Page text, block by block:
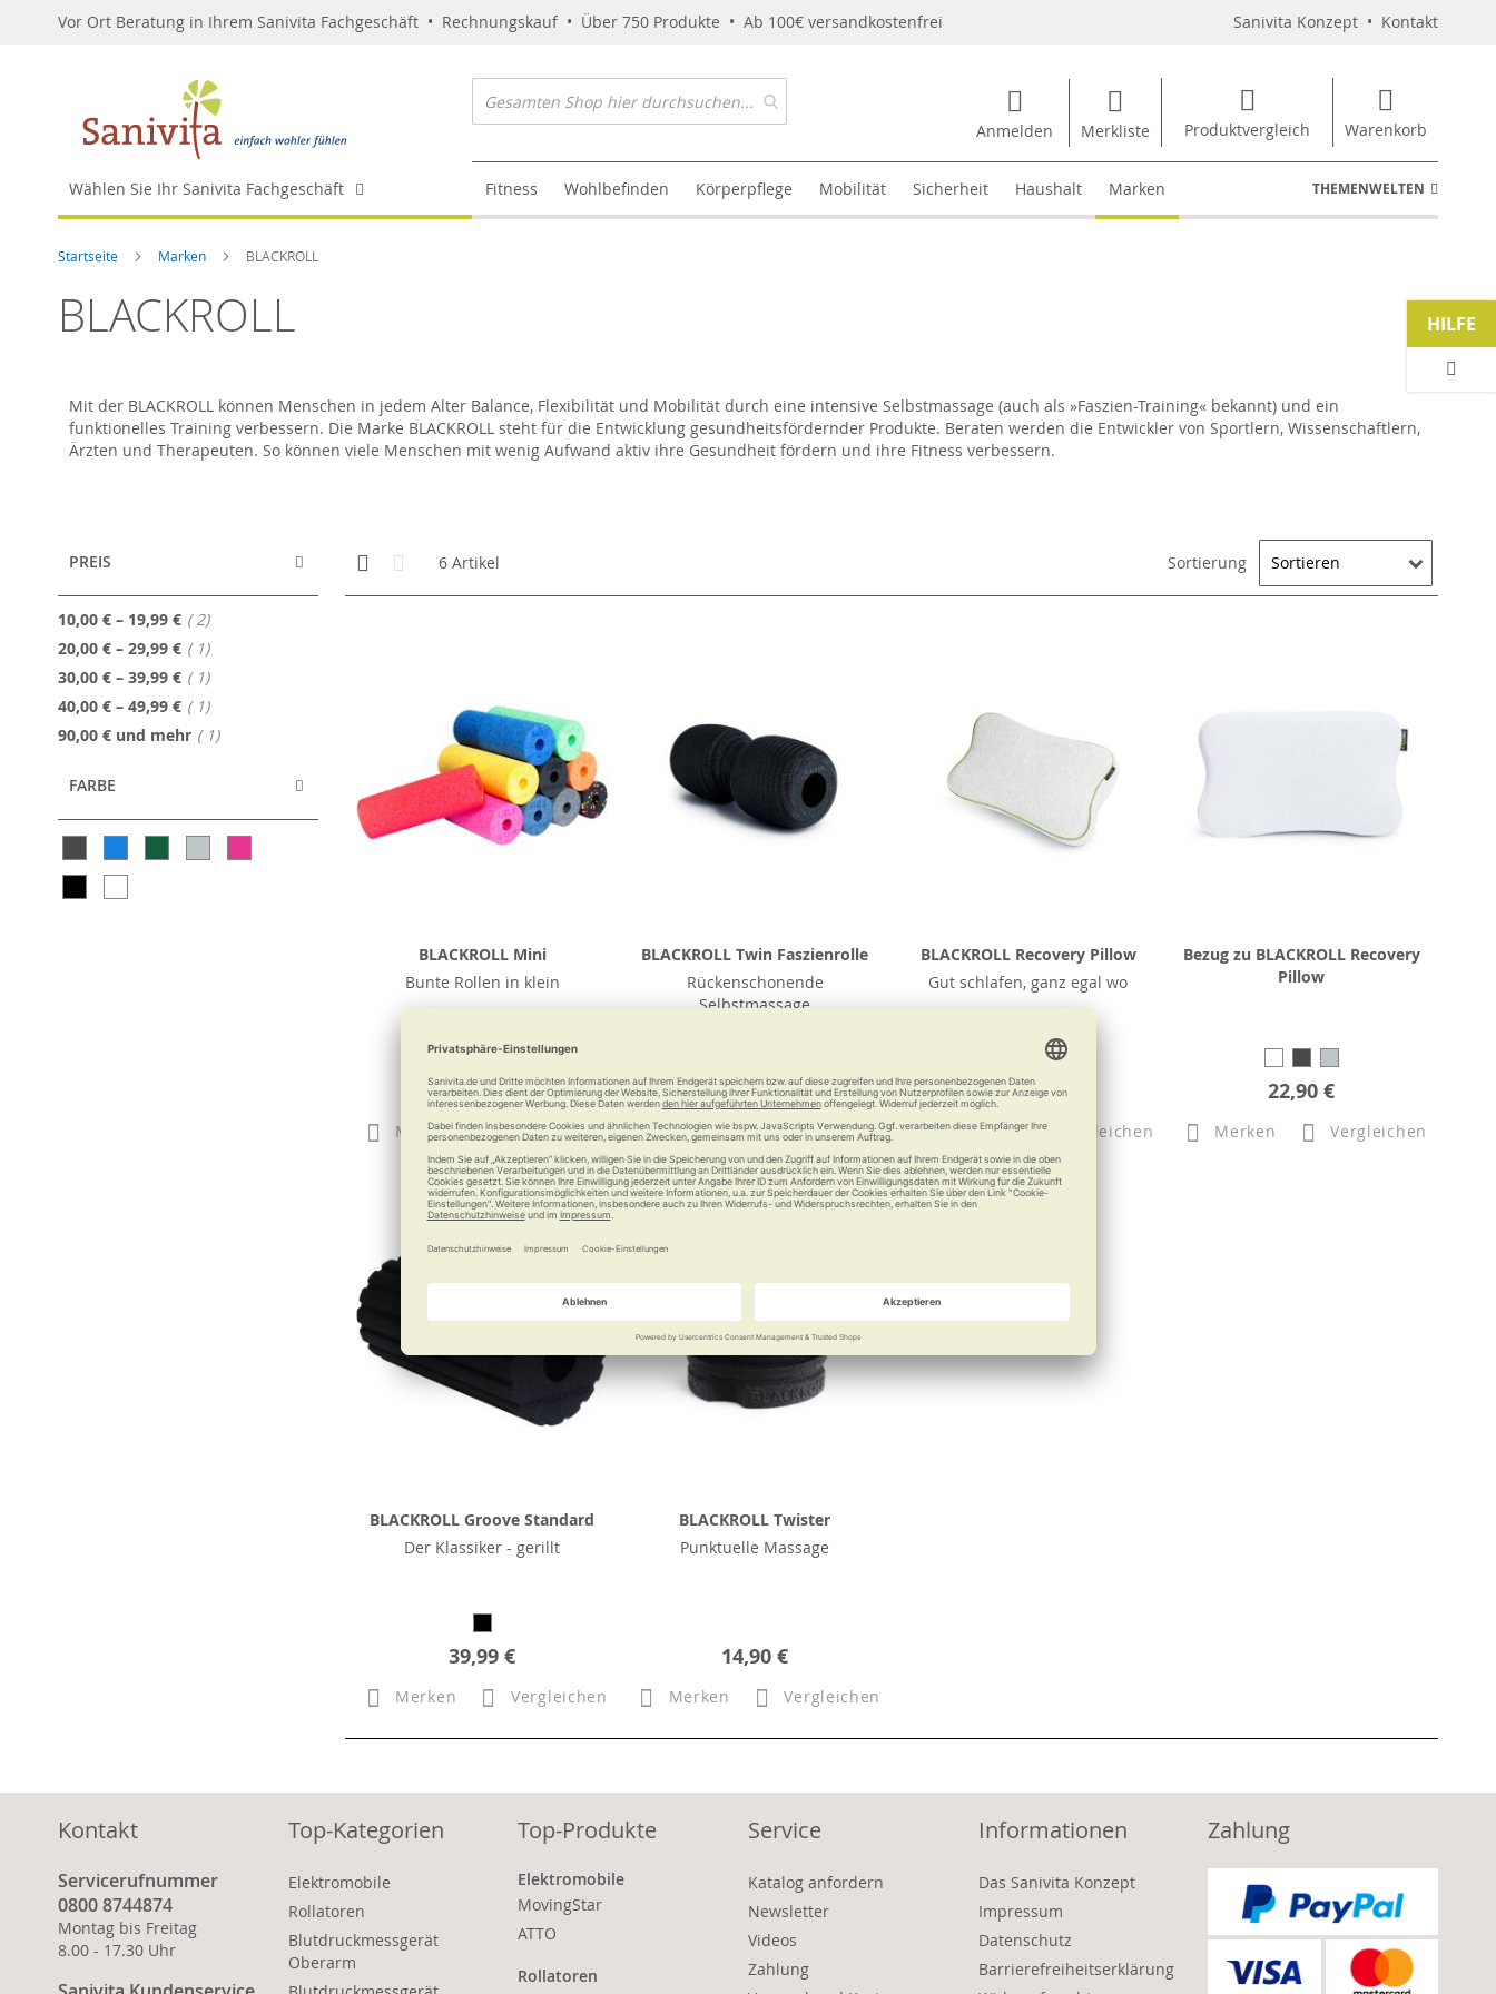
Vor Ort Beratung in Ihrem Sanivita Fachgeschäft • Rechnungskauf • Über 750 Produkte • Ab 100€ versandkostenfrei Sanivita Konzept • Kontakt
Anmelden Merkliste Produktvergleich Warenkorb
Wählen Sie Ihr Sanivita Fachgeschäft Fitness Wohlbefinden Körperpflege Mobilität Sicherheit Haushalt Marken THEMENWELTEN
Startseite Marken BLACKROLL
BLACKROLL
Mit der BLACKROLL können Menschen in jedem Alter Balance, Flexibilität und Mobilität durch eine intensive Selbstmassage (auch als »Faszien-Training« bekannt) und ein
funktionelles Training verbessern. Die Marke BLACKROLL steht für die Entwicklung gesundheitsfördernder Produkte. Beraten werden die Entwickler von Sportlern, Wissenschaftlern,
Ärzten und Therapeuten. So können viele Menschen mit wenig Aufwand aktiv ihre Gesundheit fördern und ihre Fitness verbessern.
Anzeigen
als
Kachelansicht
Liste6 Artikel Sortierung
BLACKROLL Mini
Bunte Rollen in klein
10,90 €
Merken Vergleichen
BLACKROLL Twin Faszienrolle
Rückenschonende
Selbstmassage
44,95 €
Merken Vergleichen
BLACKROLL Recovery Pillow
Gut schlafen, ganz egal wo
99,90 €
Merken Vergleichen
Bezug zu BLACKROLL Recovery
Pillow
22,90 €
Merken Vergleichen
BLACKROLL Groove Standard
Der Klassiker - gerillt
39,99 €
Merken Vergleichen
BLACKROLL Twister
Punktuelle Massage
14,90 €
Merken Vergleichen
PREIS
10,00 € – 19,99 € 2Artikel
20,00 € – 29,99 € 1Artikel
30,00 € – 39,99 € 1Artikel
40,00 € – 49,99 € 1Artikel
90,00 € und mehr 1Artikel
FARBE
HILFE
Kontakt
Servicerufnummer
0800 8744874
Montag bis Freitag
8.00 - 17.30 Uhr
Top-Kategorien
Elektromobile
Rollatoren
Blutdruckmessgerät
Oberarm
Top-Produkte
Elektromobile
MovingStar
ATTO
Rollatoren
Service
Katalog anfordern
Newsletter
Videos
Zahlung
Informationen
Das Sanivita Konzept
Impressum
Datenschutz
Barrierefreiheitserklärung
Zahlung